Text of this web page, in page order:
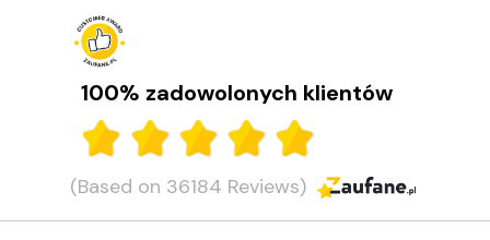
rowerowych 2026
Sprawdź, jaki zegarek Garmin wybrać do jazdy na rowerze.
Porównujemy modele do jazdy rekreacyjnej, zaawansowanych
treningów i dłuższych tras rowerowych.
100% zadowolonych klientów
(Based on 36184 Reviews)